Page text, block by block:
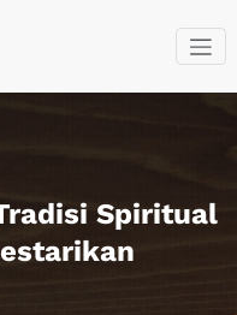
Spiritual